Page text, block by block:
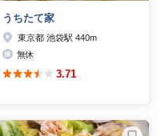
うちたて家
東京都 池袋駅 440m
無休
3.71